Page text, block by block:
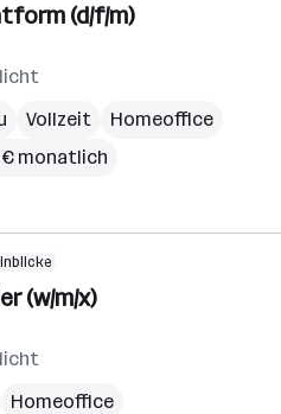
(d/f/m)
Vollzeit
Homeoffice
€ monatlich
(w/m/x)
Homeoffice